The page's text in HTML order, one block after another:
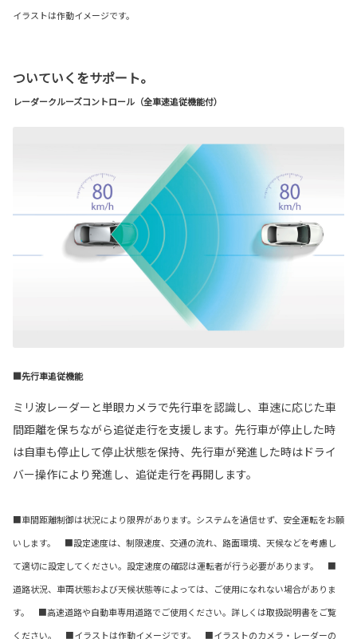
イラストは作動イメージです。
ついていくをサポート。
レーダークルーズコントロール（全車速追従機能付）
■先行車追従機能
ミリ波レーダーと単眼カメラで先行車を認識し、車速に応じた車
間距離を保ちながら追従走行を支援します。先行車が停止した時
は自車も停止して停止状態を保持、先行車が発進した時はドライ
バー操作により発進し、追従走行を再開します。
■車間距離制御は状況により限界があります。システムを過信せず、安全運転をお願
いします。 ■設定速度は、制限速度、交通の流れ、路面環境、天候などを考慮し
て適切に設定してください。設定速度の確認は運転者が行う必要があります。 ■
道路状況、車両状態および天候状態等によっては、ご使用になれない場合がありま
す。 ■高速道路や自動車専用道路でご使用ください。詳しくは取扱説明書をご覧
ください。 ■イラストは作動イメージです。 ■イラストのカメラ・レーダーの